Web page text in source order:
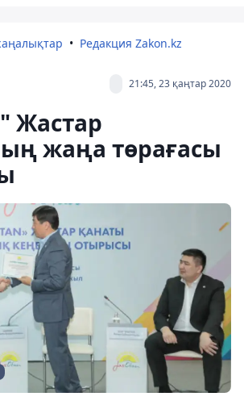
Редакция Zakon.kz
21:45, 23 қаңтар 2020
Жастар
жаңа төрағасы